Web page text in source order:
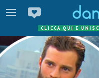
CLICCA QUI E